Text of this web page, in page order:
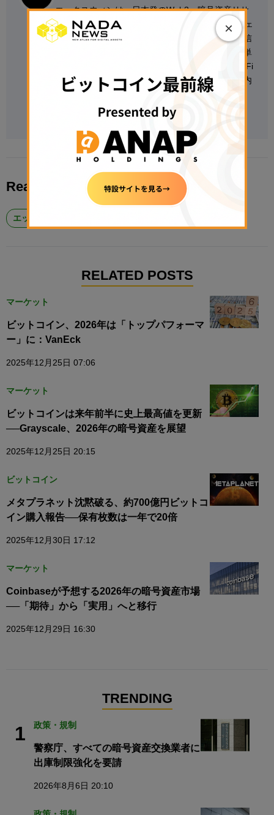
エックスウィンは、日本発のWeb3・暗号資産リサ
ーチ組織。DeFi運用、ステーブルコイン、オンチェ
ーンデータ分析を軸に、実務に基づいた知見を発信
している。自社プラットフォーム上では、BTCの単
純保有を上回る運用リターンの創出を目指す「DeFi
ファンド」を展開し、その実践知見を背景に、国内
外の規制動向や市場トレンドを解説。
Follow @FumihiroArasawa on X
Read More About
エックスウィン
RELATED POSTS
マーケット
ビットコイン、2026年は「トップパフォーマ
ー」に：VanEck
2025年12月25日 07:06
マーケット
ビットコインは来年前半に史上最高値を更新
──Grayscale、2026年の暗号資産を展望
2025年12月25日 20:15
ビットコイン
メタプラネット沈黙破る、約700億円ビットコ
イン購入報告──保有枚数は一年で20倍
2025年12月30日 17:12
マーケット
Coinbaseが予想する2026年の暗号資産市場
──「期待」から「実用」へと移行
2025年12月29日 16:30
TRENDING
1 政策・規制
警察庁、すべての暗号資産交換業者に
出庫制限強化を要請
2026年8月6日 20:10
×